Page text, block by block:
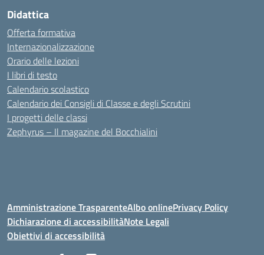
Didattica
Offerta formativa
Internazionalizzazione
Orario delle lezioni
I libri di testo
Calendario scolastico
Calendario dei Consigli di Classe e degli Scrutini
I progetti delle classi
Zephyrus – Il magazine del Bocchialini
Amministrazione TrasparenteAlbo onlinePrivacy Policy
Dichiarazione di accessibilitàNote Legali
Obiettivi di accessibilità